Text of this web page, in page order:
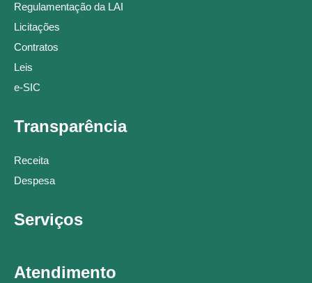
Regulamentação da LAI
Licitações
Contratos
Leis
e-SIC
Transparência
Receita
Despesa
Serviços
Atendimento